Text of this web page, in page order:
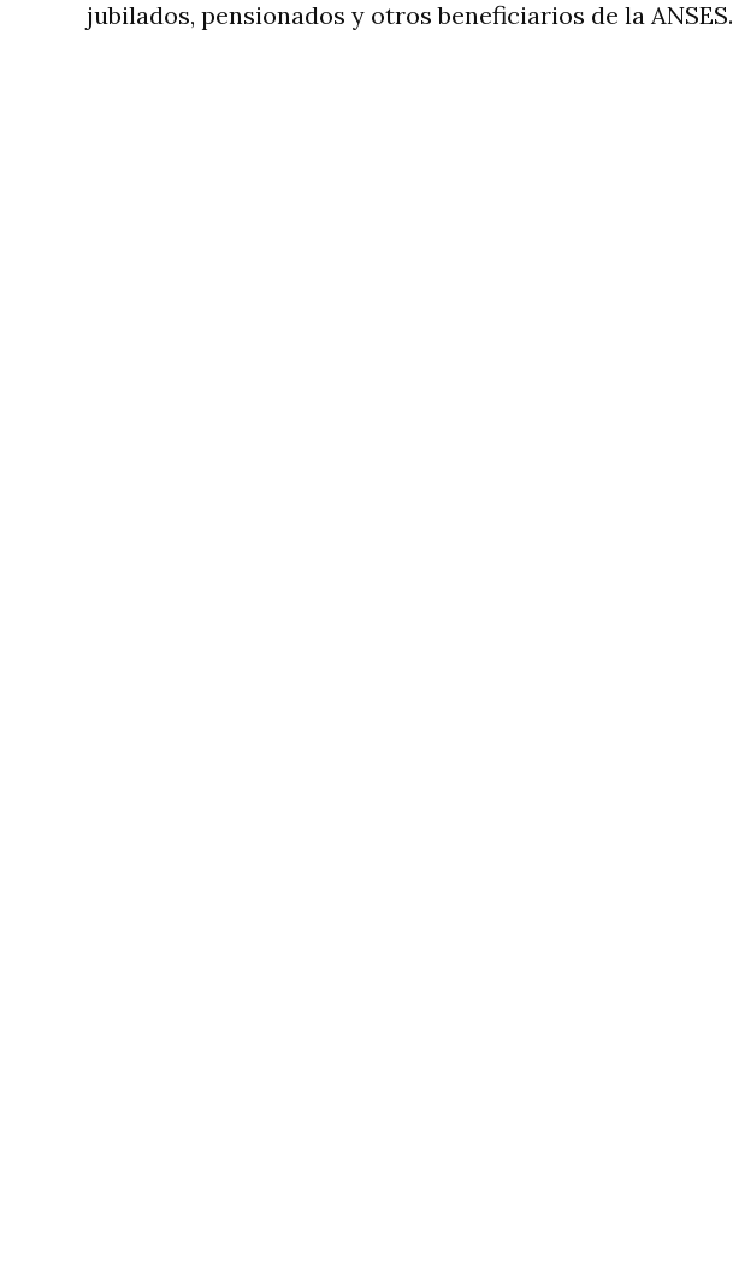
jubilados, pensionados y otros beneficiarios de la ANSES.